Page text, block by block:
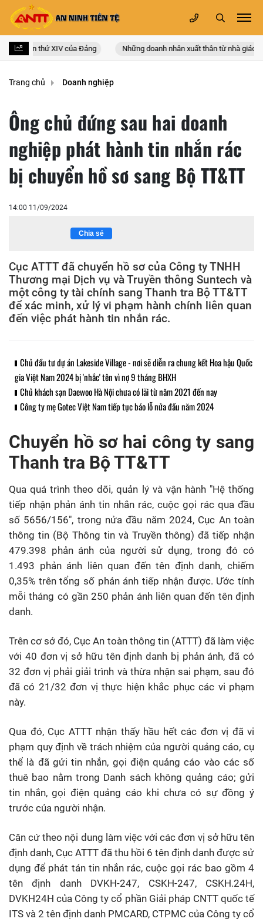
lần thứ XIV của Đảng Những doanh nhân xuất thân từ nhà giáo
Trang chủ Doanh nghiệp
Ông chủ đứng sau hai doanh
nghiệp phát hành tin nhắn rác
bị chuyển hồ sơ sang Bộ TT&TT
14:00 11/09/2024
Chia sẻ
Cục ATTT đã chuyển hồ sơ của Công ty TNHH
Thương mại Dịch vụ và Truyền thông Suntech và
một công ty tài chính sang Thanh tra Bộ TT&TT
để xác minh, xử lý vi phạm hành chính liên quan
đến việc phát hành tin nhắn rác.
Chủ đầu tư dự án Lakeside Village - nơi sẽ diễn ra chung kết Hoa hậu Quốc
gia Việt Nam 2024 bị 'nhắc' tên vì nợ 9 tháng BHXH
Chủ khách sạn Daewoo Hà Nội chưa có lãi từ năm 2021 đến nay
Công ty mẹ Gotec Việt Nam tiếp tục báo lỗ nửa đầu năm 2024
Chuyển hồ sơ hai công ty sang
Thanh tra Bộ TT&TT
Qua quá trình theo dõi, quản lý và vận hành "Hệ thống
tiếp nhận phản ánh tin nhắn rác, cuộc gọi rác qua đầu
số 5656/156", trong nửa đầu năm 2024, Cục An toàn
thông tin (Bộ Thông tin và Truyền thông) đã tiếp nhận
479.398 phản ánh của người sử dụng, trong đó có
1.493 phản ánh liên quan đến tên định danh, chiếm
0,35% trên tổng số phản ánh tiếp nhận được. Ước tính
mỗi tháng có gần 250 phản ánh liên quan đến tên định
danh.
Trên cơ sở đó, Cục An toàn thông tin (ATTT) đã làm việc
với 40 đơn vị sở hữu tên định danh bị phản ánh, đã có
32 đơn vị phải giải trình và thừa nhận sai phạm, sau đó
đã có 21/32 đơn vị thực hiện khắc phục các vi phạm
này.
Qua đó, Cục ATTT nhận thấy hầu hết các đơn vị đã vi
phạm quy định về trách nhiệm của người quảng cáo, cụ
thể là đã gửi tin nhắn, gọi điện quảng cáo vào các số
thuê bao nằm trong Danh sách không quảng cáo; gửi
tin nhắn, gọi điện quảng cáo khi chưa có sự đồng ý
trước của người nhận.
Căn cứ theo nội dung làm việc với các đơn vị sở hữu tên
định danh, Cục ATTT đã thu hồi 6 tên định danh được sử
dụng để phát tán tin nhắn rác, cuộc gọi rác bao gồm 4
tên định danh DVKH-247, CSKH-247, CSKH.24H,
DVKH24H của Công ty cổ phần Giải pháp CNTT quốc tế
ITS và 2 tên định danh PMCARD, CTPMC của Công ty cổ